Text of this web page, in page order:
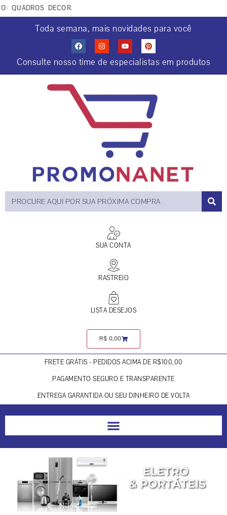
QUADROS DECORATIVOS COCRIAÇÕES COM IA. APROVEITE
Toda semana, mais novidades para você
Consulte nosso time de especialistas em produtos
SUA CONTA
RASTREIO
LISTA DESEJOS
R$ 0,00
FRETE GRÁTIS - PEDIDOS ACIMA DE R$100,00
PAGAMENTO SEGURO E TRANSPARENTE
ENTREGA GARANTIDA OU SEU DINHEIRO DE VOLTA